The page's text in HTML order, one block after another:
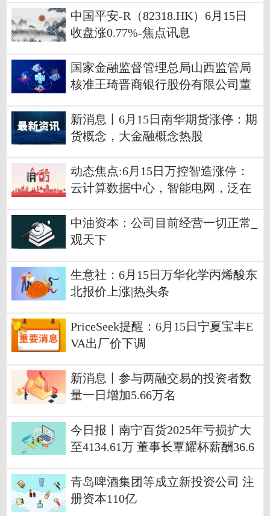
中国平安-R（82318.HK）6月15日
收盘涨0.77%-焦点讯息
国家金融监督管理总局山西监管局
核准王琦晋商银行股份有限公司董
新消息丨6月15日南华期货涨停：期
货概念，大金融概念热股
动态焦点:6月15日万控智造涨停：
云计算数据中心，智能电网，泛在
中油资本：公司目前经营一切正常_
观天下
生意社：6月15日万华化学丙烯酸东
北报价上涨|热头条
PriceSeek提醒：6月15日宁夏宝丰E
VA出厂价下调
新消息丨参与两融交易的投资者数
量一日增加5.66万名
今日报丨南宁百货2025年亏损扩大
至4134.61万 董事长覃耀杯薪酬36.6
青岛啤酒集团等成立新投资公司 注
册资本110亿